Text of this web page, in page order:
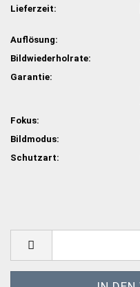
Lieferzeit:
Auflösung:
Bildwiederholrate:
Garantie:
Fokus:
Bildmodus:
Schutzart: